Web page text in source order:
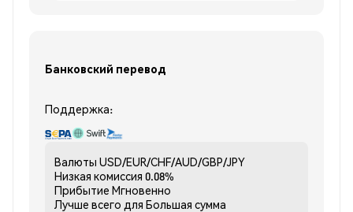
Банковский перевод
Поддержка:
Валюты USD/EUR/CHF/AUD/GBP/JPY
Низкая комиссия 0.08%
Прибытие Мгновенно
Лучше всего для Большая сумма